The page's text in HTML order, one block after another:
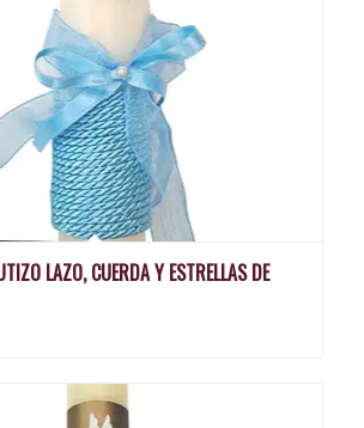
LAZO, CUERDA Y ESTRELLAS DE